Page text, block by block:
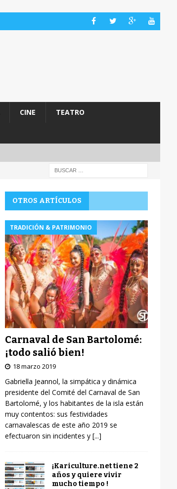
CINE TEATRO
OTROS ARTÍCULOS
TRADICIÓN & PATRIMONIO
Carnaval de San Bartolomé:
¡todo salió bien!
18 marzo 2019
Gabriella Jeannol, la simpática y dinámica
presidente del Comité del Carnaval de San
Bartolomé, y los habitantes de la isla están
muy contentos: sus festividades
carnavalescas de este año 2019 se
efectuaron sin incidentes y [...]
¡Kariculture.net tiene 2
años y quiere vivir
mucho tiempo !